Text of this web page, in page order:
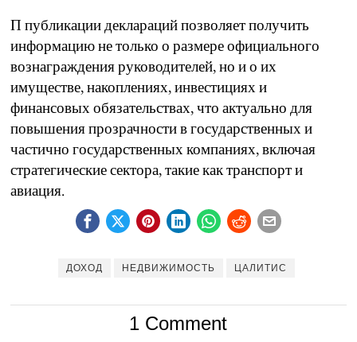
П публикации деклараций позволяет получить
информацию не только о размере официального
вознаграждения руководителей, но и о их
имуществе, накоплениях, инвестициях и
финансовых обязательствах, что актуально для
повышения прозрачности в государственных и
частично государственных компаниях, включая
стратегические сектора, такие как транспорт и
авиация.
ДОХОД НЕДВИЖИМОСТЬ ЦАЛИТИС
1 Comment